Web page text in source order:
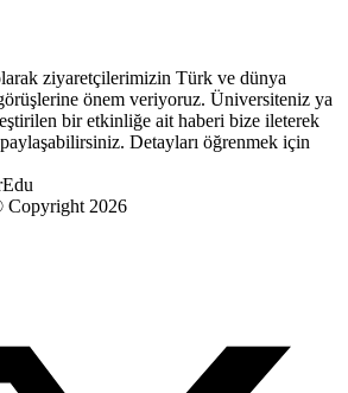
ziyaretçilerimizin Türk ve dünya
önem veriyoruz. Üniversiteniz ya
bir etkinliğe ait haberi bize ileterek
Detayları öğrenmek için
Copyright 2026